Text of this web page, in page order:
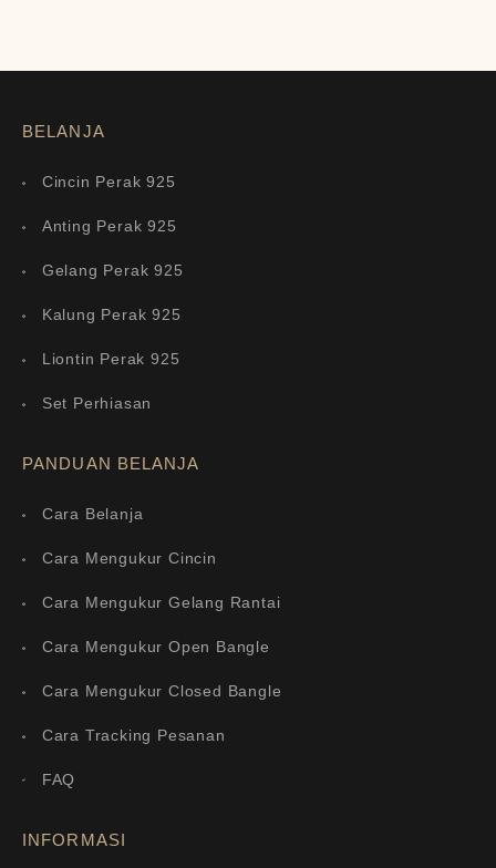
BELANJA
Cincin Perak 925
Anting Perak 925
Gelang Perak 925
Kalung Perak 925
Liontin Perak 925
Set Perhiasan
PANDUAN BELANJA
Cara Belanja
Cara Mengukur Cincin
Cara Mengukur Gelang Rantai
Cara Mengukur Open Bangle
Cara Mengukur Closed Bangle
Cara Tracking Pesanan
FAQ
INFORMASI